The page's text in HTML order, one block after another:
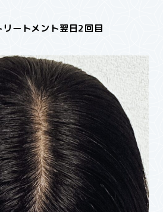
リートメント翌日2回目